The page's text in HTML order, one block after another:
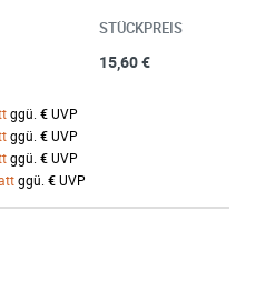
STÜCKPREIS
15,60 €
ggü. €UVP
ggü. €UVP
ggü. €UVP
ggü. €UVP